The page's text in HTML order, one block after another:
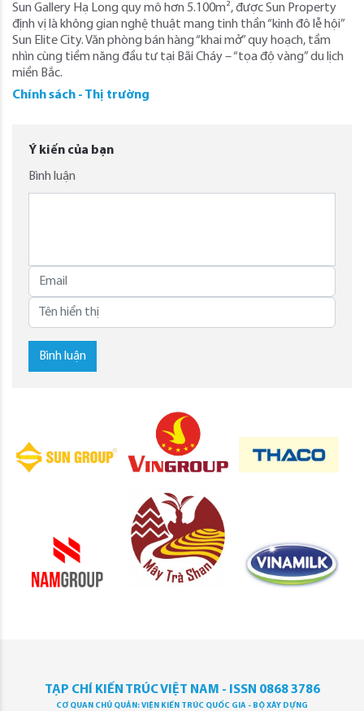
Sun Gallery Hạ Long quy mô hơn 5.100m², được Sun Property
định vị là không gian nghệ thuật mang tinh thần “kinh đô lễ hội”
Sun Elite City. Văn phòng bán hàng “khai mở” quy hoạch, tầm
nhìn cùng tiềm năng đầu tư tại Bãi Cháy – “tọa độ vàng” du lịch
miền Bắc.
Chính sách - Thị trường
Ý kiến của bạn
Bình luận
Bình luận
TẠP CHÍ KIẾN TRÚC VIỆT NAM - ISSN 0868 3786
CƠ QUAN CHỦ QUẢN: VIỆN KIẾN TRÚC QUỐC GIA - BỘ XÂY DỰNG